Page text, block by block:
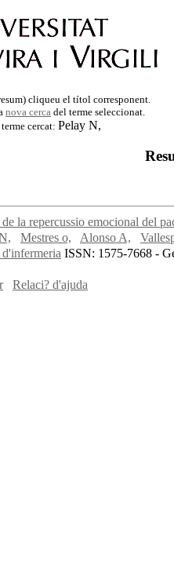
cliqueu el títol corresponent.
nova cerca del terme seleccionat.
cercat: Pelay N,
la repercussio emocional del
Mestres o, Alonso A,
ISSN: 1575-7668 -
Relaci? d'ajuda